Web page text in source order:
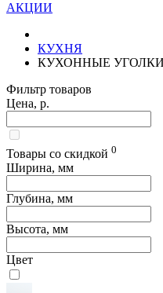
АКЦИИ
КУХНЯ
КУХОННЫЕ
Фильтр товаров
Цена, р.
Товары со скидкой 0
Ширина, мм
Глубина, мм
Высота, мм
Цвет